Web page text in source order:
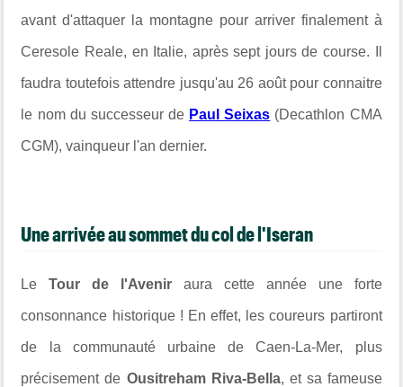
avant d'attaquer la montagne pour arriver finalement à
Ceresole Reale, en Italie, après sept jours de course. Il
faudra toutefois attendre jusqu'au 26 août pour connaitre
le nom du successeur de Paul Seixas (Decathlon CMA
CGM), vainqueur l'an dernier.
Une arrivée au sommet du col de l'Iseran
LeTour de l'Aveniraura cette année une forte
consonnance historique ! En effet, les coureurs partiront
de la communauté urbaine de Caen-La-Mer, plus
précisement de Ousitreham Riva-Bella, et sa fameuse